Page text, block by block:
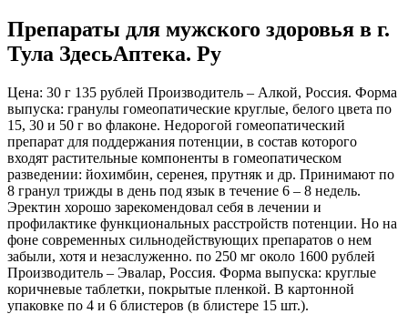
Препараты для мужского здоровья в г.
Тула ЗдесьАптека. Ру
Цена: 30 г 135 рублей Производитель – Алкой, Россия. Форма
выпуска: гранулы гомеопатические круглые, белого цвета по
15, 30 и 50 г во флаконе. Недорогой гомеопатический
препарат для поддержания потенции, в состав которого
входят растительные компоненты в гомеопатическом
разведении: йохимбин, серенея, прутняк и др. Принимают по
8 гранул трижды в день под язык в течение 6 – 8 недель.
Эректин хорошо зарекомендовал себя в лечении и
профилактике функциональных расстройств потенции. Но на
фоне современных сильнодействующих препаратов о нем
забыли, хотя и незаслуженно. по 250 мг около 1600 рублей
Производитель – Эвалар, Россия. Форма выпуска: круглые
коричневые таблетки, покрытые пленкой. В картонной
упаковке по 4 и 6 блистеров (в блистере 15 шт.).